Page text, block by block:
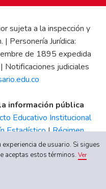
sujeta a la inspección y
| Personería Jurídica:
de 1895 expedida
Notificaciones judiciales
información pública
Educativo Institucional
Estadístico|Régimen
|Código de Ética| Canal
UR
de usuario. Si sigues
aceptas estos términos.Ver